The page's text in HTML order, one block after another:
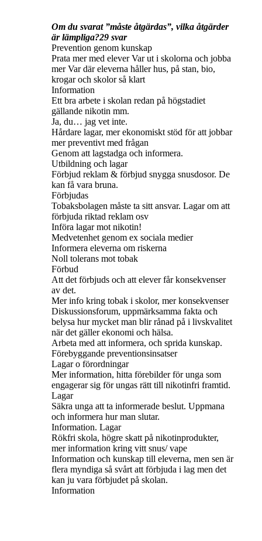
Om du svarat ”måste åtgärdas”, vilka åtgärder
är lämpliga?29 svar
Prevention genom kunskap
Prata mer med elever Var ut i skolorna och jobba
mer Var där eleverna håller hus, på stan, bio,
krogar och skolor så klart
Information
Ett bra arbete i skolan redan på högstadiet
gällande nikotin mm.
Ja, du… jag vet inte.
Hårdare lagar, mer ekonomiskt stöd för att jobbar
mer preventivt med frågan
Genom att lagstadga och informera.
Utbildning och lagar
Förbjud reklam & förbjud snygga snusdosor. De
kan få vara bruna.
Förbjudas
Tobaksbolagen måste ta sitt ansvar. Lagar om att
förbjuda riktad reklam osv
Införa lagar mot nikotin!
Medvetenhet genom ex sociala medier
Informera eleverna om riskerna
Noll tolerans mot tobak
Förbud
Att det förbjuds och att elever får konsekvenser
av det.
Mer info kring tobak i skolor, mer konsekvenser
Diskussionsforum, uppmärksamma fakta och
belysa hur mycket man blir rånad på i livskvalitet
när det gäller ekonomi och hälsa.
Arbeta med att informera, och sprida kunskap.
Förebyggande preventionsinsatser
Lagar o förordningar
Mer information, hitta förebilder för unga som
engagerar sig för ungas rätt till nikotinfri framtid.
Lagar
Säkra unga att ta informerade beslut. Uppmana
och informera hur man slutar.
Information. Lagar
Rökfri skola, högre skatt på nikotinprodukter,
mer information kring vitt snus/ vape
Information och kunskap till eleverna, men sen är
flera myndiga så svårt att förbjuda i lag men det
kan ju vara förbjudet på skolan.
Information